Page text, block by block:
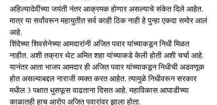
अहिल्यादेवींच्या जयंती नंतर आक्रमक होणार असल्याचे संकेत दिले आहेत.
मात्र या सर्वांवरून महायुतीत सर्व काही ठिक नाही हे पुन्हा एकदा समोर आलं
आहे.
शिंदेच्या शिवसेनेच्या आमदारांनी अजित पवार यांच्याकडून निधी मिळत
नाहीत. अशी तक्रार थेट अमित शहा यांच्याकडे केली होती अशी चर्चा आहे.
यानंतर आता भाजप आमदार ही अजित पवार यांच्याकडून निधीची अडवणूक
होत असल्याबद्दल नाराजी व्यक्त करत आहेत. त्यामुळे निधीवरून सरकार
मधील 3 पक्षात धुसफूस वाढताना दिसत आहे. महाविकास आघाडीच्या
काळातही हाच आरोप अजित पवारांवर झाला होता.